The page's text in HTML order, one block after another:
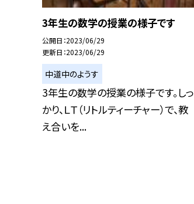
3年生の数学の授業の様子です
公開日 2023/06/29
更新日 2023/06/29
中道中のようす
3年生の数学の授業の様子です。しっ
かり、ＬＴ（リトルティーチャー）で、教
え合いを...